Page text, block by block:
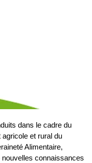
dans le cadre du
et rural du
Alimentaire,
nouvelles connaissances